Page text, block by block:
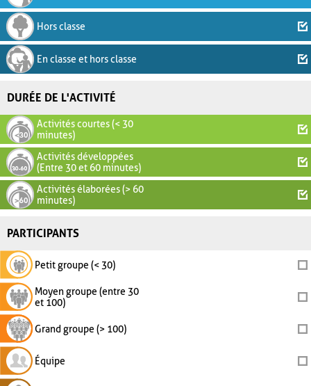
Hors classe
En classe et hors classe
DURÉE DE L'ACTIVITÉ
Activités courtes (< 30
minutes)
Activités développées
(Entre 30 et 60 minutes)
Activités élaborées (> 60
minutes)
PARTICIPANTS
Petit groupe (< 30)
Moyen groupe (entre 30
et 100)
Grand groupe (> 100)
Équipe